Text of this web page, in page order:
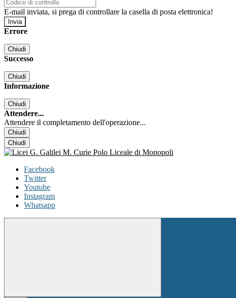
E-mail inviata, si prega di controllare la casella di posta elettronica!
Errore
Chiudi
Successo
Chiudi
Informazione
Chiudi
Attendere...
Attendere il completamento dell'operazione...
Chiudi
Chiudi
Facebook
Twitter
Youtube
Instagram
Whatsapp